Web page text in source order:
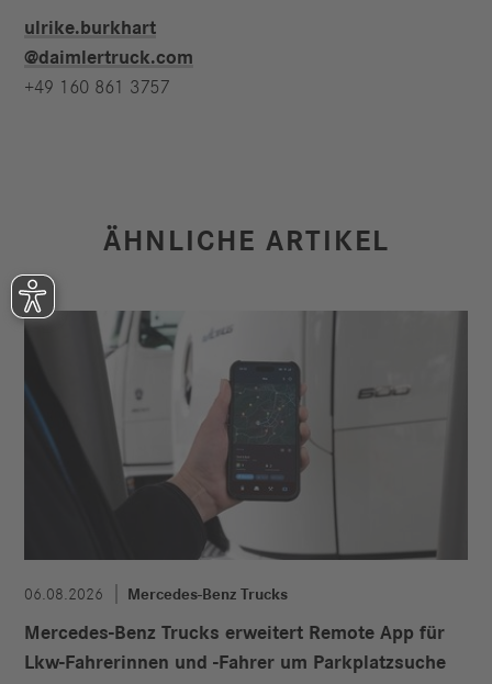
ulrike.burkhart​
@daimlertruck.com
+49 160 861 3757
ÄHNLICHE ARTIKEL
06.08.2026 Mercedes-Benz Trucks
Mercedes-Benz Trucks erweitert Remote App für
Lkw-Fahrerinnen und -Fahrer um Parkplatzsuche